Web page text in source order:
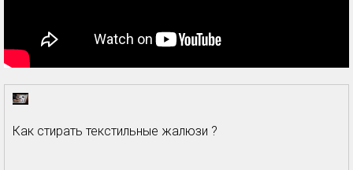
Как стирать текстильные жалюзи ?